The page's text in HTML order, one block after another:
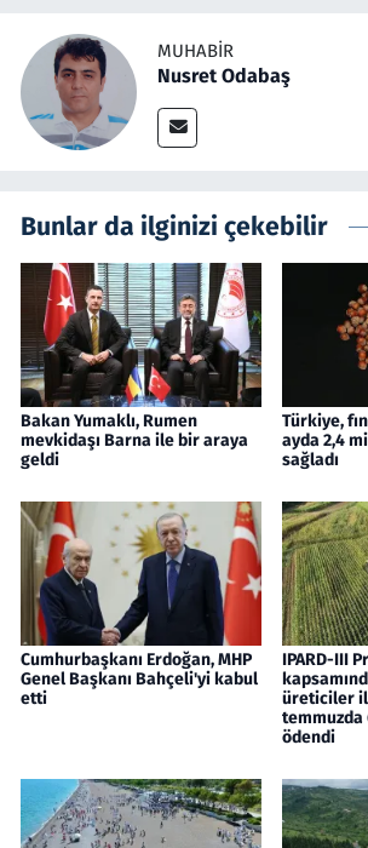
MUHABIR
Nusret Odabaş
Bunlar da ilginizi çekebilir
Bakan Yumaklı, Rumen
mevkidaşı Barna ile bir araya
geldi
Türkiye,
ayda 2,4
sağladı
Cumhurbaşkanı Erdoğan, MHP
Genel Başkanı Bahçeli'yi kabul
etti
IPARD-III
üreticiler
temmuzda
ödendi